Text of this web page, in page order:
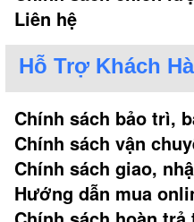
có tác dụng bảo vệ linh
động của môi trường.
năng chống oxy hóa vô
nhanh chóng.
- Sử dụng mặt kính
nay mặt kính K nhập
1000 độ C, chống sốc
80kg. Trong quá trình
những chất độc hại vì
sức khỏe người dùng.
Liên hệ
Hỗ Trợ Khách
Chính sách bảo trì,
Chính sách vận
Chính sách giao,
Hướng dẫn mua